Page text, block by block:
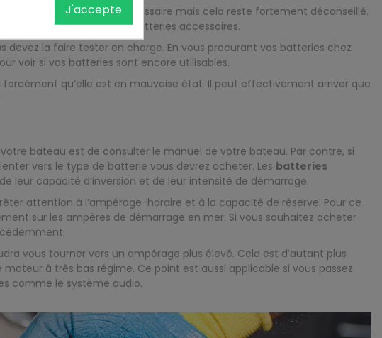
votre moteur si nécessaire mais cela reste fortement déconseillé.
la batterie moteur des batteries accessoires.
la faire tester en charge. En vous procurant vos batteries chez
voir si vos batteries sont encore utilisables.
qu’elle est en mauvaise état. Il peut effectivement arriver que
bateau est de consulter le manuel de votre bateau. Par contre, si
vers le type de batterie vous devrez acheter. Les batteries
leur capacité d’inversion et de leur intensité de démarrage.
attention à l’ampérage-horaire et à la capacité de réserve. Pour ce
sur les ampères de démarrage en mer. Si vous souhaitez acheter
vous tourner vers un ampérage plus élevé. Cela est d’autant plus
à très bas régime. Ce point est aussi applicable si vous passez
comme le système audio.
J'accepte